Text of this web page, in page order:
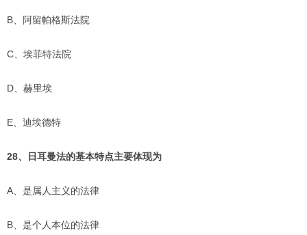
B、阿留帕格斯法院
C、埃菲特法院
D、赫里埃
E、迪埃德特
28、日耳曼法的基本特点主要体现为
A、是属人主义的法律
B、是个人本位的法律